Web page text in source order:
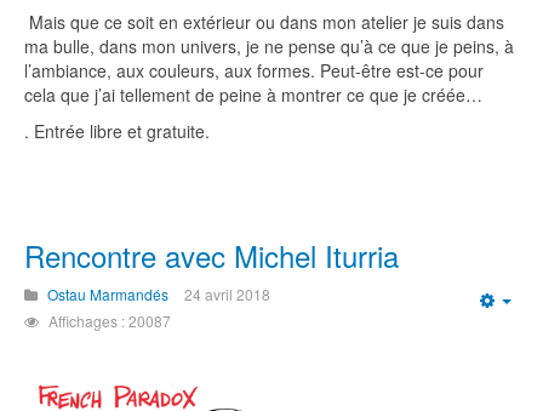
Mais que ce soit en extérieur ou dans mon atelier je suis dans
ma bulle, dans mon univers, je ne pense qu’à ce que je peins, à
l’ambiance, aux couleurs, aux formes. Peut-être est-ce pour
cela que j’ai tellement de peine à montrer ce que je créée…
. Entrée libre et gratuite.
Rencontre avec Michel Iturria
Ostau Marmandés
24 avril 2018
Affichages : 20087